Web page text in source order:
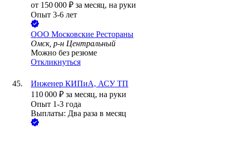
от 150 000 ₽ за месяц, на руки
Опыт 3-6 лет
ООО Московские Рестораны
Омск, р-н Центральный
Можно без резюме
Откликнуться
Инженер КИПиА, АСУ ТП
110 000 ₽ за месяц, на руки
Опыт 1-3 года
Выплаты: Два раза в месяц